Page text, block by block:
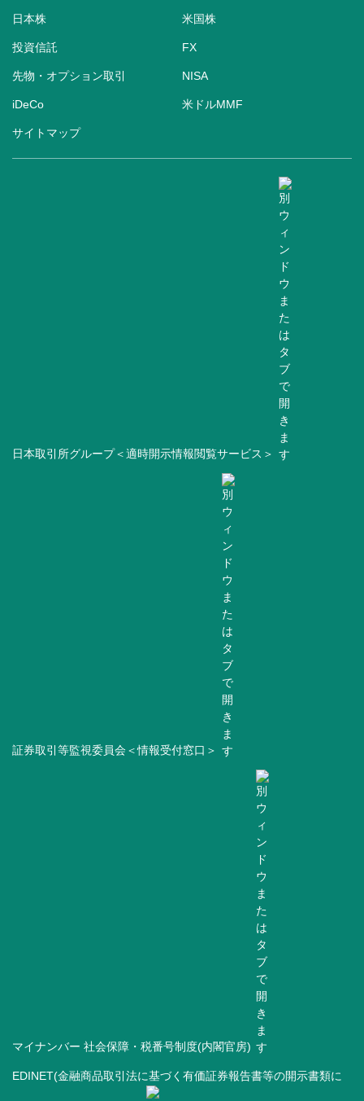
日本株 米国株
投資信託 FX
先物・オプション取引 NISA
iDeCo 米ドルMMF
サイトマップ
日本取引所グループ＜適時開示情報閲覧サービス＞
証券取引等監視委員会＜情報受付窓口＞
マイナンバー 社会保障・税番号制度(内閣官房)
EDINET(金融商品取引法に基づく有価証券報告書等の開示書類に